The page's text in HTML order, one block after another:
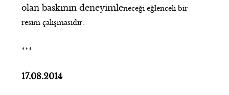
olan baskının deneyimleneceği eğlenceli bir
resim çalışmasıdır.
***
17.08.2014